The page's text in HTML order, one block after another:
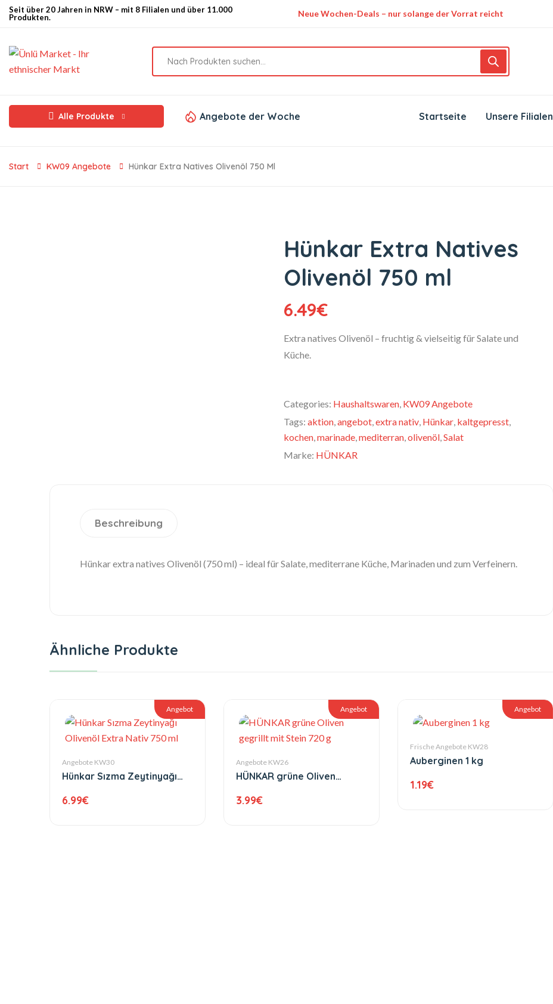
Seit über 20 Jahren in NRW – mit 8 Filialen und über 11.000
Produkten.
Neue Wochen-Deals – nur solange der Vorrat reicht
Alle Produkte Angebote der Woche Startseite Unsere Filialen
Start KW09 Angebote Hünkar Extra Natives Olivenöl 750 Ml
Hünkar Extra Natives
Olivenöl 750 ml
6.49€
Extra natives Olivenöl – fruchtig & vielseitig für Salate und
Küche.
Categories: Haushaltswaren, KW09 Angebote
Tags: aktion,angebot,extra nativ, Hünkar, kaltgepresst,
kochen,marinade,mediterran,olivenöl,Salat
Marke: HÜNKAR
Beschreibung
Hünkar extra natives Olivenöl (750 ml) – ideal für Salate, mediterrane Küche, Marinaden und zum Verfeinern.
Ähnliche Produkte
Angebot
Angebote KW30
Hünkar Sızma Zeytinyağı
6.99€
Angebot
Angebote KW26
HÜNKAR grüne Oliven
3.99€
Angebot
Frische Angebote KW28
Auberginen 1 kg
1.19€